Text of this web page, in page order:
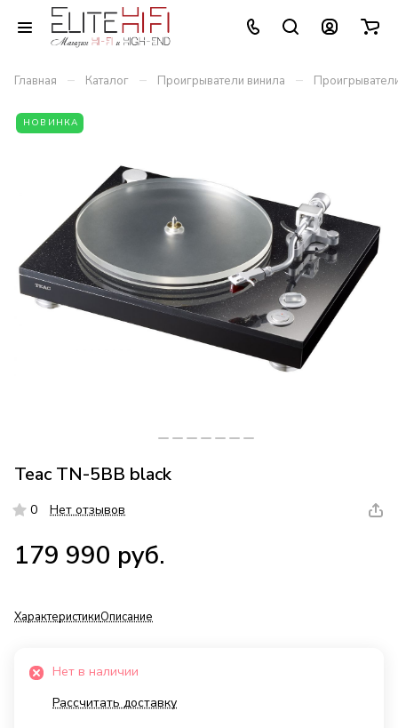
Главная – Каталог – Проигрыватели винила –
НОВИНКА
Teac TN-5BB black
0 Нет отзывов
179 990 руб.
ХарактеристикиОписание
Нет в наличии
Рассчитать доставку